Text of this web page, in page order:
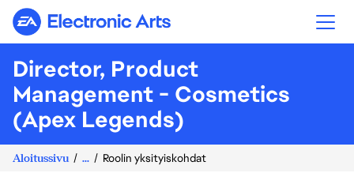
Electronic Arts
Director, Product
Management - Cosmetics
(Apex Legends)
Aloitussivu ... Roolin yksityiskohdat